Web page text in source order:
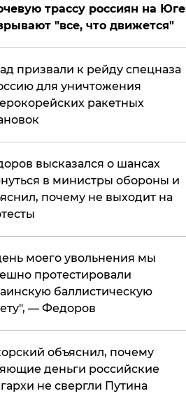
трассу россиян на Юге
"все, что движется"
призвали к рейду спецназа
для уничтожения
ракетных
высказался о шансах
в министры обороны и
почему не выходит на
моего увольнения мы
протестировали
баллистическую
— Федоров
объяснил, почему
деньги российские
не свергли Путина